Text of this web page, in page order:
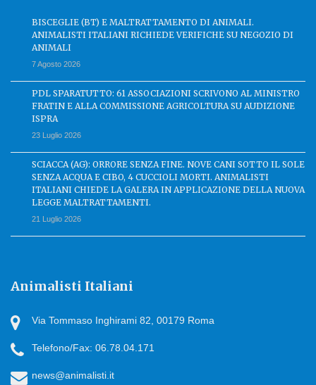
BISCEGLIE (BT) E MALTRATTAMENTO DI ANIMALI.
ANIMALISTI ITALIANI RICHIEDE VERIFICHE SU NEGOZIO DI
ANIMALI
7 Agosto 2026
PDL SPARATUTTO: 61 ASSOCIAZIONI SCRIVONO AL MINISTRO
FRATIN E ALLA COMMISSIONE AGRICOLTURA SU AUDIZIONE
ISPRA
23 Luglio 2026
SCIACCA (AG): ORRORE SENZA FINE. NOVE CANI SOTTO IL SOLE
SENZA ACQUA E CIBO, 4 CUCCIOLI MORTI. ANIMALISTI
ITALIANI CHIEDE LA GALERA IN APPLICAZIONE DELLA NUOVA
LEGGE MALTRATTAMENTI.
21 Luglio 2026
Animalisti Italiani
Via Tommaso Inghirami 82, 00179 Roma
Telefono/Fax: 06.78.04.171
news@animalisti.it